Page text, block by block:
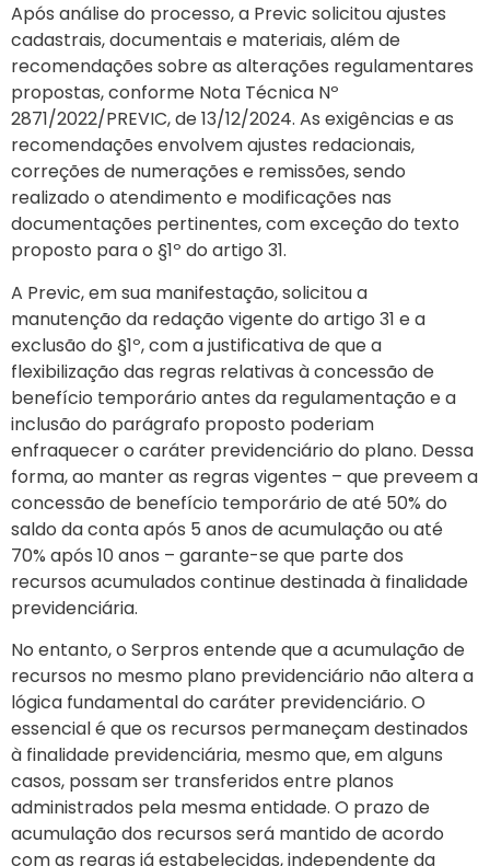
Após análise do processo, a Previc solicitou ajustes
cadastrais, documentais e materiais, além de
recomendações sobre as alterações regulamentares
propostas, conforme Nota Técnica Nº
2871/2022/PREVIC, de 13/12/2024. As exigências e as
recomendações envolvem ajustes redacionais,
correções de numerações e remissões, sendo
realizado o atendimento e modificações nas
documentações pertinentes, com exceção do texto
proposto para o §1º do artigo 31.
A Previc, em sua manifestação, solicitou a
manutenção da redação vigente do artigo 31 e a
exclusão do §1º, com a justificativa de que a
flexibilização das regras relativas à concessão de
benefício temporário antes da regulamentação e a
inclusão do parágrafo proposto poderiam
enfraquecer o caráter previdenciário do plano. Dessa
forma, ao manter as regras vigentes – que preveem a
concessão de benefício temporário de até 50% do
saldo da conta após 5 anos de acumulação ou até
70% após 10 anos – garante-se que parte dos
recursos acumulados continue destinada à finalidade
previdenciária.
No entanto, o Serpros entende que a acumulação de
recursos no mesmo plano previdenciário não altera a
lógica fundamental do caráter previdenciário. O
essencial é que os recursos permaneçam destinados
à finalidade previdenciária, mesmo que, em alguns
casos, possam ser transferidos entre planos
administrados pela mesma entidade. O prazo de
acumulação dos recursos será mantido de acordo
com as regras já estabelecidas, independente da